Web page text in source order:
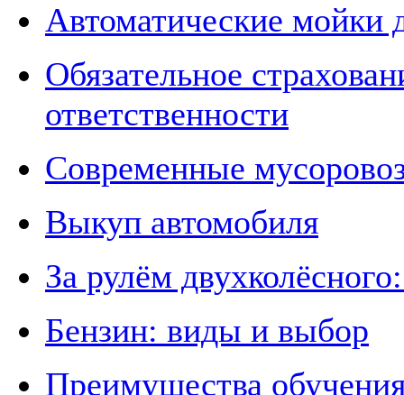
Автоматические мойки
Обязательное
ответственности
Современные
Выкуп автомобиля
За рулём
Бензин: виды и выбор
Преимущества